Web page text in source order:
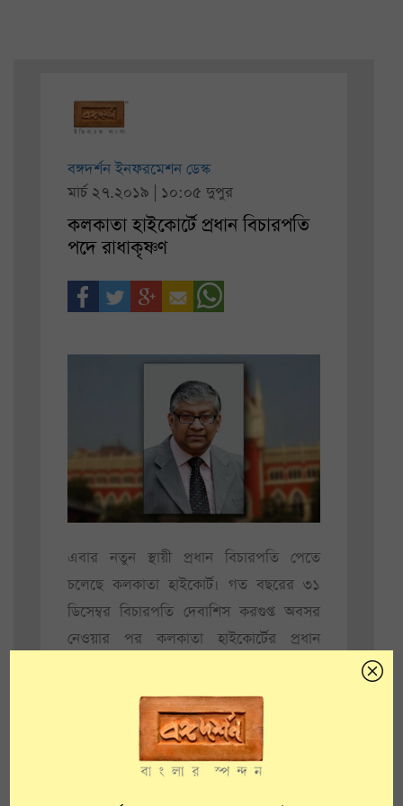
বঙ্গদর্শন ইনফরমেশন ডেস্ক
মার্চ ২৭.২০১৯ | ১০:০৫ দুপুর
কলকাতা হাইকোর্টে প্রধান বিচারপতি
পদে রাধাকৃষ্ণণ
এবার নতুন স্থায়ী প্রধান বিচারপতি পেতে
চলেছে কলকাতা হাইকোর্ট। গত বছরের ৩১
ডিসেম্বর বিচারপতি দেবাশিস করগুপ্ত অবসর
নেওয়ার পর কলকাতা হাইকোর্টের প্রধান
প্রধান বিচারপতির দায়িত্ব সামলাচ্ছেন
বিচারপতি বিশ্বনাথ সমাদ্দার। নতুন প্রধান
বিচারপতি হচ্ছেন থোট্টাথিল বি নায়ার